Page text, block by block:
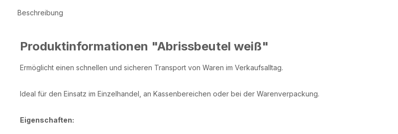
Beschreibung
Produktinformationen "Abrissbeutel weiß"
Ermöglicht einen schnellen und sicheren Transport von Waren im Verkaufsalltag.
Ideal für den Einsatz im Einzelhandel, an Kassenbereichen oder bei der Warenverpackung.
Eigenschaften: